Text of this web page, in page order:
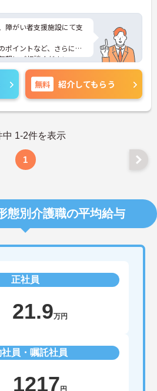
障がい者支援施設にて支
ポイントなど、さらに詳
軽にご相談ください。
無料 紹介してもらう
中 1-2件を表示
1
態別介護職の平均給与
正社員
21.9万円
員・嘱託社員
1217